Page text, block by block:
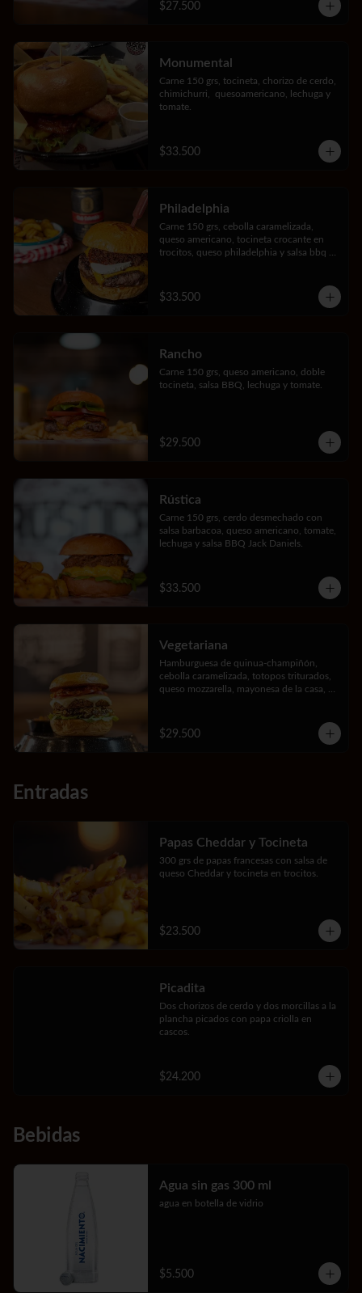
$27.500
Monumental
Carne 150 grs, tocineta, chorizo de cerdo,
chimichurri,  quesoamericano, lechuga y
tomate.
$33.500
Philadelphia
Carne 150 grs, cebolla caramelizada,
queso americano, tocineta crocante en
trocitos, queso philadelphia y salsa bbq
$33.500
Rancho
Carne 150 grs, queso americano, doble
tocineta, salsa BBQ, lechuga y tomate.
$29.500
Rústica
Carne 150 grs, cerdo desmechado con
salsa barbacoa, queso americano, tomate,
lechuga y salsa BBQ Jack Daniels.
$33.500
Vegetariana
Hamburguesa de quinua-champiñón,
cebolla caramelizada, totopos triturados,
queso mozzarella, mayonesa de la casa,
$29.500
Entradas
Papas Cheddar y Tocineta
300 grs de papas francesas con salsa de
queso Cheddar y tocineta en trocitos.
$23.500
Picadita
Dos chorizos de cerdo y dos morcillas a la
plancha picados con papa criolla en
cascos.
$24.200
Bebidas
Agua sin gas 300 ml
agua en botella de vidrio
$5.500